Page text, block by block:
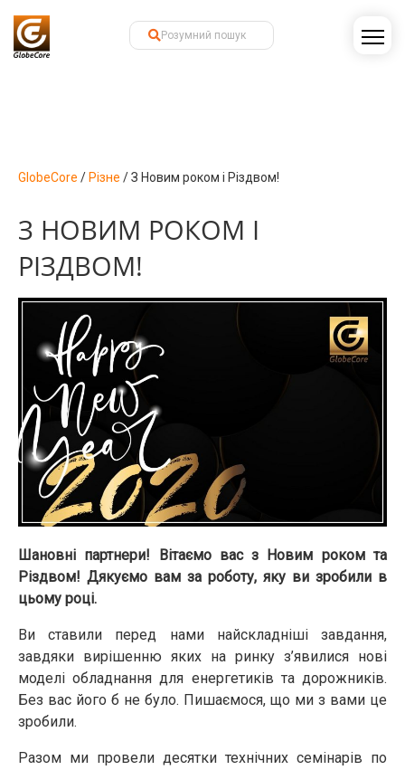
GlobeCore / Різне /З Новим роком і Різдвом!
З НОВИМ РОКОМ І
РІЗДВОМ!
Шановні партнери! Вітаємо вас з Новим роком та
Різдвом! Дякуємо вам за роботу, яку ви зробили в
цьому році.
Ви ставили перед нами найскладніші завдання,
завдяки вирішенню яких на ринку з’явилися нові
моделі обладнання для енергетиків та дорожників.
Без вас його б не було. Пишаємося, що ми з вами це
зробили.
Разом ми провели десятки технічних семінарів по